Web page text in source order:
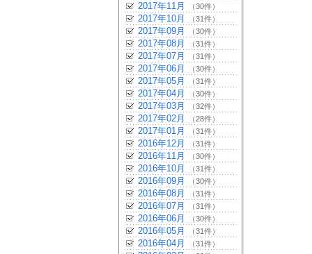
2017年11月 （30件）
2017年10月 （31件）
2017年09月 （30件）
2017年08月 （31件）
2017年07月 （31件）
2017年06月 （30件）
2017年05月 （31件）
2017年04月 （30件）
2017年03月 （32件）
2017年02月 （28件）
2017年01月 （31件）
2016年12月 （31件）
2016年11月 （30件）
2016年10月 （31件）
2016年09月 （30件）
2016年08月 （31件）
2016年07月 （31件）
2016年06月 （30件）
2016年05月 （31件）
2016年04月 （31件）